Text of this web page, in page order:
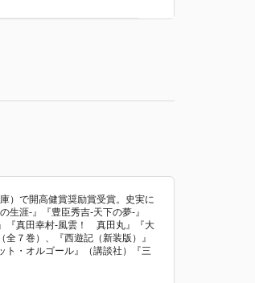
）で開高健賞奨励賞受賞。史実に
涯‐』『豊臣秀吉‐天下の夢‐』
『真田幸村‐風雲！ 真田丸』『大
７巻）、『西遊記（新装版）』
ト・オルゴール』（講談社）『三